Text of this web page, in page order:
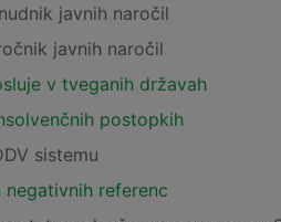
javnih naročil
javnih naročil
v tveganih državah
postopkih
sistemu
negativnih referenc